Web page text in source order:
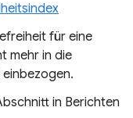
für eine
mehr in die
in Berichten